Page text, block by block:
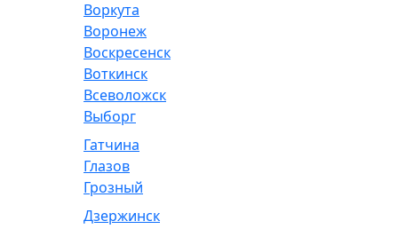
Воркута
Воронеж
Воскресенск
Воткинск
Всеволожск
Выборг
Гатчина
Глазов
Грозный
Дзержинск